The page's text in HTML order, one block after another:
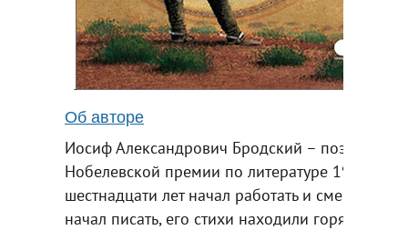
Об авторе
Иосиф Александрович Бродский – поэт,
Нобелевской премии по литературе 1987
шестнадцати лет начал работать и сменил
начал писать, его стихи находили горячий